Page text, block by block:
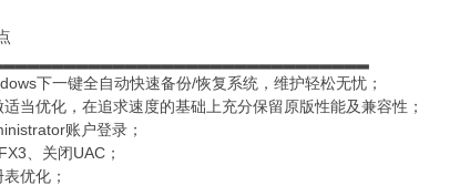
下一键全自动快速备份/恢复系统，维护轻松无忧；
当优化，在追求速度的基础上充分保留原版性能及兼容性；
账户登录；
、关闭UAC；
优化；